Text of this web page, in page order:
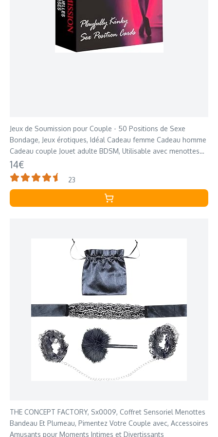
Jeux de Soumission pour Couple - 50 Positions de Sexe
Bondage, Jeux érotiques, Idéal Cadeau femme Cadeau homme
Cadeau couple Jouet adulte BDSM, Utilisable avec menottes
Kit bondage ou Sex toýs femme
14€
23
THE CONCEPT FACTORY, Sx0009, Coffret Sensoriel Menottes
Bandeau Et Plumeau, Pimentez Votre Couple avec, Accessoires
Amusants pour Moments Intimes et Divertissants